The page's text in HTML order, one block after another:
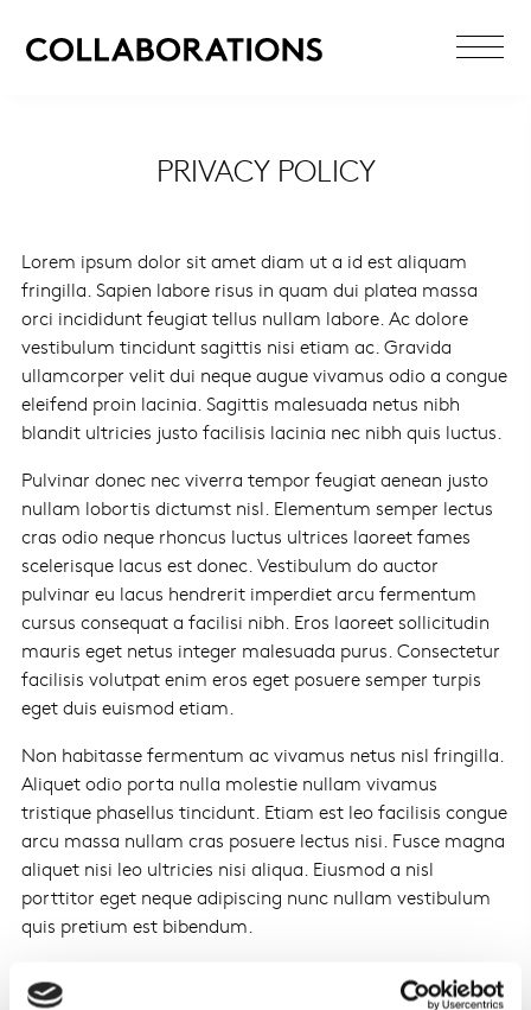
PRIVACY POLICY
Lorem ipsum dolor sit amet diam ut a id est aliquam
fringilla. Sapien labore risus in quam dui platea massa
orci incididunt feugiat tellus nullam labore. Ac dolore
vestibulum tincidunt sagittis nisi etiam ac. Gravida
ullamcorper velit dui neque augue vivamus odio a congue
eleifend proin lacinia. Sagittis malesuada netus nibh
blandit ultricies justo facilisis lacinia nec nibh quis luctus.
Pulvinar donec nec viverra tempor feugiat aenean justo
nullam lobortis dictumst nisl. Elementum semper lectus
cras odio neque rhoncus luctus ultrices laoreet fames
scelerisque lacus est donec. Vestibulum do auctor
pulvinar eu lacus hendrerit imperdiet arcu fermentum
cursus consequat a facilisi nibh. Eros laoreet sollicitudin
mauris eget netus integer malesuada purus. Consectetur
facilisis volutpat enim eros eget posuere semper turpis
eget duis euismod etiam.
Non habitasse fermentum ac vivamus netus nisl fringilla.
Aliquet odio porta nulla molestie nullam vivamus
tristique phasellus tincidunt. Etiam est leo facilisis congue
arcu massa nullam cras posuere lectus nisi. Fusce magna
aliquet nisi leo ultricies nisi aliqua. Eiusmod a nisl
porttitor eget neque adipiscing nunc nullam vestibulum
quis pretium est bibendum.
congue. Convallis lobortis blandit gravida velit in